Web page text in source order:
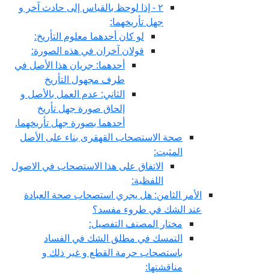
٢ - إذا لوحظ بالقياس إلى حادث آخر و
جهل تأريخهما:
لو كان أحدهما معلوم التأريخ:
قولان آخران في هذه الصورة:
أحدهما: جريان هذا الأصل في
طرف مجهول التأريخ
الثاني: عدم العمل بالأصل و
إلحاق صورة جهل تأريخ
أحدهما بصورة جهل تأريخهما.
صحة الاستصحاب القهقرى بناء على الأصل
المثبت:
الاتفاق على هذا الاستصحاب في الاصول
اللفظية:
الأمر الثامن: هل يجري استصحاب صحة العبادة
عند الشك في طروء مفسد؟
مختار المصنف التفصيل:
التمسك في مطلق الشك في الفساد
باستصحاب حرمة القطع و غير ذلك و
مناقشتها: